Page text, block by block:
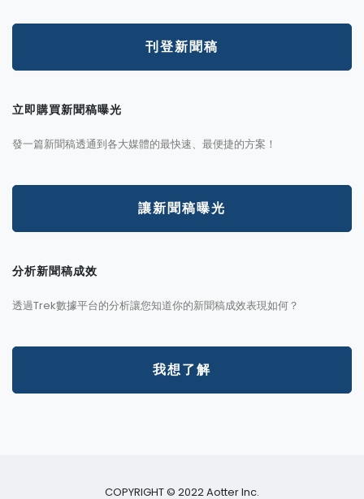
刊登新聞稿
立即購買新聞稿曝光
發一篇新聞稿透通到各大媒體的最快速、最便捷的方案！
讓新聞稿曝光
分析新聞稿成效
透過Trek數據平台的分析讓您知道你的新聞稿成效表現如何？
我想了解
COPYRIGHT © 2022 Aotter Inc.